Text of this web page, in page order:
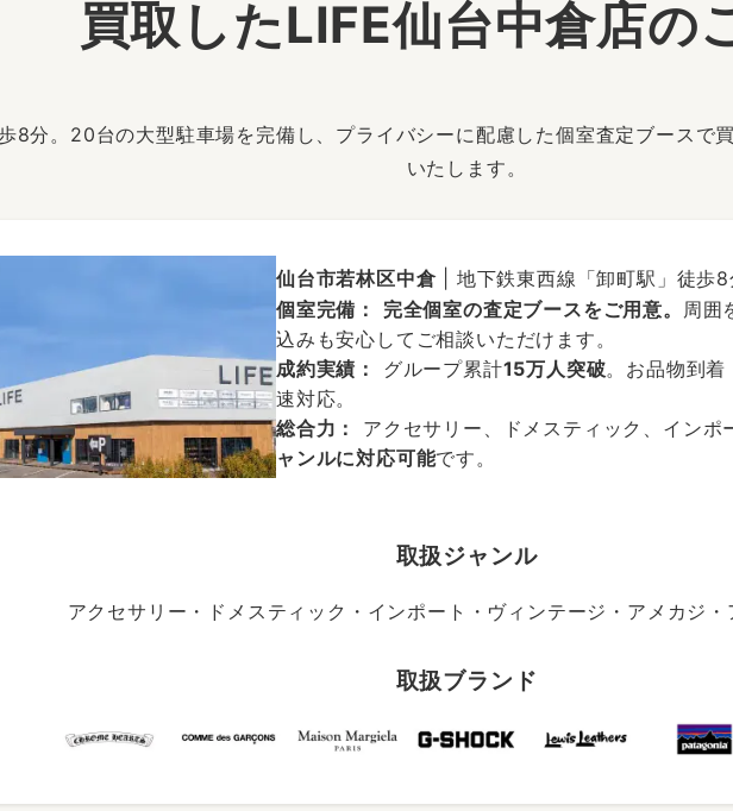
買取したLIFE仙台中倉店の
8分。20台の大型駐車場を完備し、プライバシーに配慮した個室査定ブースで
いたします。
仙台市若林区中倉| 地下鉄東西線「卸町駅」徒歩
個室完備：
完全個室の査定ブースをご用意。
周囲
込みも安心してご相談いただけます。
成約実績：
グループ累計15万人突破。お品物到
速対応。
総合力：
アクセサリー、ドメスティック、インポ
ャンルに対応可能です。
取扱ジャンル
アクセサリー・ドメスティック・インポート・ヴィンテージ・アメカジ
取扱ブランド